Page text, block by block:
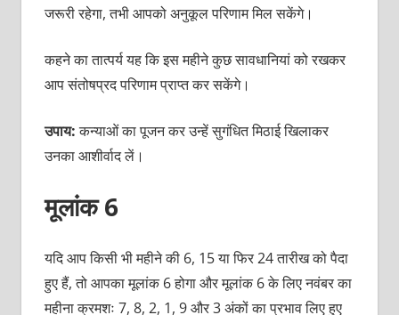
जरूरी रहेगा, तभी आपको अनुकूल परिणाम मिल सकेंगे।
कहने का तात्पर्य यह कि इस महीने कुछ सावधानियां को रखकर
आप संतोषप्रद परिणाम प्राप्त कर सकेंगे।
उपाय:कन्याओं का पूजन कर उन्हें सुगंधित मिठाई खिलाकर
उनका आशीर्वाद लें।
मूलांक 6
यदि आप किसी भी महीने की 6, 15 या फिर 24 तारीख को पैदा
हुए हैं, तो आपका मूलांक 6 होगा और मूलांक 6 के लिए नवंबर का
महीना क्रमशः 7, 8, 2, 1, 9 और 3 अंकों का प्रभाव लिए हुए